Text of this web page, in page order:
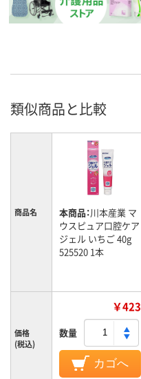
類似商品と比較
商品名 本商品：川本産業 マ
ウスピュア口腔ケア
ジェル いちご 40g
525520 1本
価格
(税込)
￥423
数量
カゴへ